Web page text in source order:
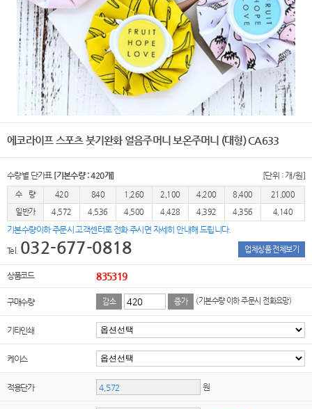
에코라이프 스포츠 붓기완화 얼음주머니 보온주머니 (대형) CA633
수량별 단가표 [기본수량 : 420개] [단위 : 개/원]
수 량 420 840 1,260 2,100 4,200 8,400
21,000
일반가
4,572 4,536 4,500 4,428 4,392 4,356 4,140
기본수량이하 주문시 고객센터로 전화 주시면 자세히 안내해 드립니다.
Tel. 032-677-0818 업체상품 전체보기
상품코드 835319
구매수량 감소 증가 (기본수량 이하 주문시 전화요망)
기타인쇄
케이스
적용단가 원